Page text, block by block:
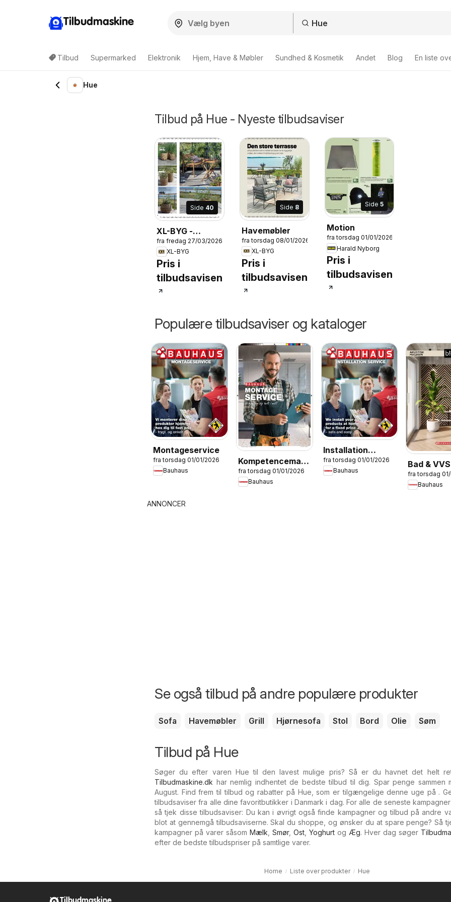
Tilbudmaskine
Tilbud Supermarked Elektronik Hjem, Have & Møbler Sundhed & Kosmetik Andet Blog En liste
Hue
Tilbud på Hue - Nyeste tilbudsaviser
Side 40
XL-BYG -
Havemøbler
2026
fra fredag 27/03/2026
XL-BYG
Pris i
tilbudsavisen
Side 8
Havemøbler
fra torsdag 08/01/2026
XL-BYG
Pris i
tilbudsavisen
Side5
Motion
fra torsdag 01/01/2026
Harald Nyborg
Pris i
tilbudsavisen
Populære tilbudsaviser og kataloger
Montageservice
fra torsdag 01/01/2026
Bauhaus
Kompetencemagasin
Montageservice
fra torsdag 01/01/2026
Bauhaus
Installation
Service -
ENGLISH
fra torsdag 01/01/2026
Bauhaus
Bad & VVS
fra torsdag
Bauhaus
ANNONCER
Se også tilbud på andre populære produkter
Sofa Havemøbler Grill Hjørnesofa Stol Bord Olie Søm
Tilbud på Hue
Søger du efter varen Hue til den lavest mulige pris? Så er du havnet det helt
Tilbudmaskine.dk har nemlig indhentet de bedste tilbud til dig. Spar penge sammen
August. Find frem til tilbud og rabatter på Hue, som er tilgængelige denne uge på .
tilbudsaviser fra alle dine favoritbutikker i Danmark i dag. For alle de seneste kampagner
så tjek disse tilbudsaviser: Du kan i øvrigt også finde kampagner og tilbud på andre
blot at gennemgå tilbudsaviserne. Skal du shoppe, og ønsker du at spare penge? Så
kampagner på varer såsom Mælk Smør, Ost Yoghurt og Æg. Hver dag søger
efter de bedste tilbudspriser på samtlige varer.
Home Liste over produkter Hue